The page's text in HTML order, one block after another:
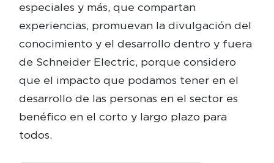
especiales y más, que compartan
experiencias, promuevan la divulgación del
conocimiento y el desarrollo dentro y fuera
de Schneider Electric, porque considero
que el impacto que podamos tener en el
desarrollo de las personas en el sector es
benéfico en el corto y largo plazo para
todos.